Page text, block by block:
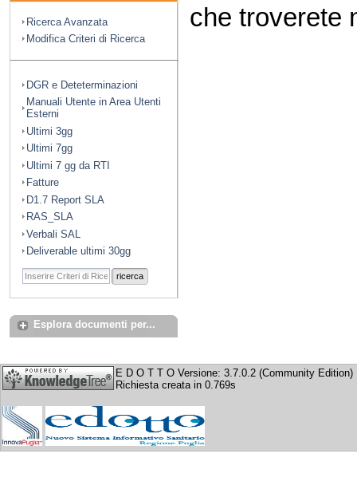
Ricerca Avanzata
Modifica Criteri di Ricerca
DGR e Deteterminazioni
Manuali Utente in Area Utenti
Esterni
Ultimi 3gg
Ultimi 7gg
Ultimi 7 gg da RTI
Fatture
D1.7 Report SLA
RAS_SLA
Verbali SAL
Deliverable ultimi 30gg
ricerca
Esplora documenti per...
che troverete
E D O T T O Versione: 3.7.0.2 (Community Edition)
Richiesta creata in 0.769s